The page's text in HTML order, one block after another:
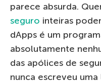
parece absurda.
seguro inteiras
dApps é um
absolutamente
das apólices de
nunca escreveu